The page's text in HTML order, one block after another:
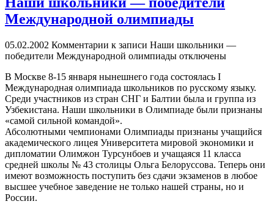
Международной олимпиады
05.02.2002 Комментарии к записи Наши школьники —
победители Международной олимпиады отключены
В Москве 8-15 января нынешнего года состоялась I
Международная олимпиада школьников по русскому языку.
Среди участников из стран СНГ и Балтии была и группа из
Узбекистана. Наши школьники в Олимпиаде были признаны
«самой сильной командой».
Абсолютными чемпионами Олимпиады признаны учащийся
академического лицея Университета мировой экономики и
дипломатии Олимжон Турсунбоев и учащаяся 11 класса
средней школы № 43 столицы Ольга Белоруссова. Теперь они
имеют возможность поступить без сдачи экзаменов в любое
высшее учебное заведение не только нашей страны, но и
России.